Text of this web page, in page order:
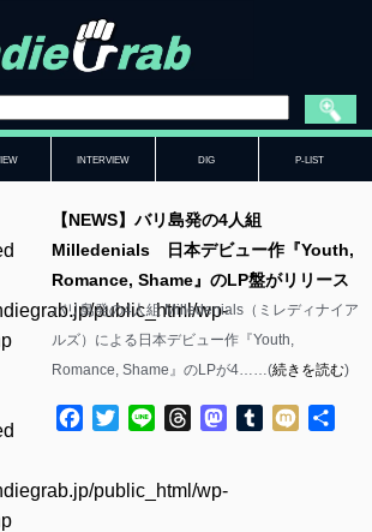
INTERVIEW DIG P-LIST
public_html/wp-
public_html/wp-
【NEWS】バリ島発の4人組
Milledenials 日本デビュー作『Youth,
Romance, Shame』のLP盤がリリース
バリ島発の4人組 Milledenials（ミレディナイア
ルズ）による日本デビュー作『Youth,
Romance, Shame』のLPが4……(続きを読む)
Facebook
TwitterLine ThreadsMastodon
Tumblr
Mixi